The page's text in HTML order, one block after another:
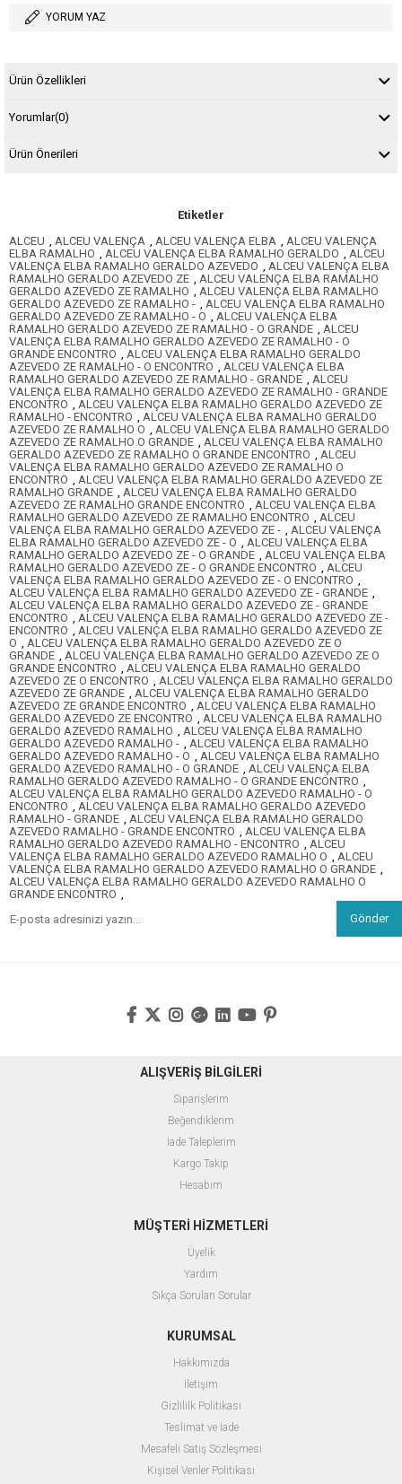
YORUM YAZ
Ürün Özellikleri
Yorumlar(0)
Ürün Önerileri
Etiketler
ALCEU , ALCEU VALENÇA , ALCEU VALENÇA ELBA , ALCEU VALENÇA
ELBA RAMALHO , ALCEU VALENÇA ELBA RAMALHO GERALDO , ALCEU
VALENÇA ELBA RAMALHO GERALDO AZEVEDO , ALCEU VALENÇA ELBA
RAMALHO GERALDO AZEVEDO ZE , ALCEU VALENÇA ELBA RAMALHO
GERALDO AZEVEDO ZE RAMALHO , ALCEU VALENÇA ELBA RAMALHO
GERALDO AZEVEDO ZE RAMALHO - , ALCEU VALENÇA ELBA RAMALHO
GERALDO AZEVEDO ZE RAMALHO - O , ALCEU VALENÇA ELBA
RAMALHO GERALDO AZEVEDO ZE RAMALHO - O GRANDE , ALCEU
VALENÇA ELBA RAMALHO GERALDO AZEVEDO ZE RAMALHO - O
GRANDE ENCONTRO , ALCEU VALENÇA ELBA RAMALHO GERALDO
AZEVEDO ZE RAMALHO - O ENCONTRO , ALCEU VALENÇA ELBA
RAMALHO GERALDO AZEVEDO ZE RAMALHO - GRANDE , ALCEU
VALENÇA ELBA RAMALHO GERALDO AZEVEDO ZE RAMALHO - GRANDE
ENCONTRO , ALCEU VALENÇA ELBA RAMALHO GERALDO AZEVEDO ZE
RAMALHO - ENCONTRO , ALCEU VALENÇA ELBA RAMALHO GERALDO
AZEVEDO ZE RAMALHO O , ALCEU VALENÇA ELBA RAMALHO GERALDO
AZEVEDO ZE RAMALHO O GRANDE , ALCEU VALENÇA ELBA RAMALHO
GERALDO AZEVEDO ZE RAMALHO O GRANDE ENCONTRO , ALCEU
VALENÇA ELBA RAMALHO GERALDO AZEVEDO ZE RAMALHO O
ENCONTRO , ALCEU VALENÇA ELBA RAMALHO GERALDO AZEVEDO ZE
RAMALHO GRANDE , ALCEU VALENÇA ELBA RAMALHO GERALDO
AZEVEDO ZE RAMALHO GRANDE ENCONTRO , ALCEU VALENÇA ELBA
RAMALHO GERALDO AZEVEDO ZE RAMALHO ENCONTRO , ALCEU
VALENÇA ELBA RAMALHO GERALDO AZEVEDO ZE - , ALCEU VALENÇA
ELBA RAMALHO GERALDO AZEVEDO ZE - O , ALCEU VALENÇA ELBA
RAMALHO GERALDO AZEVEDO ZE - O GRANDE , ALCEU VALENÇA ELBA
RAMALHO GERALDO AZEVEDO ZE - O GRANDE ENCONTRO , ALCEU
VALENÇA ELBA RAMALHO GERALDO AZEVEDO ZE - O ENCONTRO ,
ALCEU VALENÇA ELBA RAMALHO GERALDO AZEVEDO ZE - GRANDE ,
ALCEU VALENÇA ELBA RAMALHO GERALDO AZEVEDO ZE - GRANDE
ENCONTRO , ALCEU VALENÇA ELBA RAMALHO GERALDO AZEVEDO ZE -
ENCONTRO , ALCEU VALENÇA ELBA RAMALHO GERALDO AZEVEDO ZE
O , ALCEU VALENÇA ELBA RAMALHO GERALDO AZEVEDO ZE O
GRANDE , ALCEU VALENÇA ELBA RAMALHO GERALDO AZEVEDO ZE O
GRANDE ENCONTRO , ALCEU VALENÇA ELBA RAMALHO GERALDO
AZEVEDO ZE O ENCONTRO , ALCEU VALENÇA ELBA RAMALHO GERALDO
AZEVEDO ZE GRANDE , ALCEU VALENÇA ELBA RAMALHO GERALDO
AZEVEDO ZE GRANDE ENCONTRO , ALCEU VALENÇA ELBA RAMALHO
GERALDO AZEVEDO ZE ENCONTRO , ALCEU VALENÇA ELBA RAMALHO
GERALDO AZEVEDO RAMALHO , ALCEU VALENÇA ELBA RAMALHO
GERALDO AZEVEDO RAMALHO - , ALCEU VALENÇA ELBA RAMALHO
GERALDO AZEVEDO RAMALHO - O , ALCEU VALENÇA ELBA RAMALHO
GERALDO AZEVEDO RAMALHO - O GRANDE , ALCEU VALENÇA ELBA
RAMALHO GERALDO AZEVEDO RAMALHO - O GRANDE ENCONTRO ,
ALCEU VALENÇA ELBA RAMALHO GERALDO AZEVEDO RAMALHO - O
ENCONTRO , ALCEU VALENÇA ELBA RAMALHO GERALDO AZEVEDO
RAMALHO - GRANDE , ALCEU VALENÇA ELBA RAMALHO GERALDO
AZEVEDO RAMALHO - GRANDE ENCONTRO , ALCEU VALENÇA ELBA
RAMALHO GERALDO AZEVEDO RAMALHO - ENCONTRO , ALCEU
VALENÇA ELBA RAMALHO GERALDO AZEVEDO RAMALHO O , ALCEU
VALENÇA ELBA RAMALHO GERALDO AZEVEDO RAMALHO O GRANDE ,
ALCEU VALENÇA ELBA RAMALHO GERALDO AZEVEDO RAMALHO O
GRANDE ENCONTRO ,
Gönder
ALIŞVERİŞ BİLGİLERİ
Siparişlerim
Beğendiklerim
İade Taleplerim
Kargo Takip
Hesabım
MÜŞTERİ HİZMETLERİ
Üyelik
Yardım
Sıkça Sorulan Sorular
KURUMSAL
Hakkımızda
İletişim
Gizlililk Politikası
Teslimat ve İade
Mesafeli Satış Sözleşmesi
Kişisel Veriler Politikası